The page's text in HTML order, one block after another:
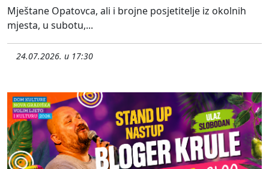
Mještane Opatovca, ali i brojne posjetitelje iz okolnih
mjesta, u subotu,...
24.07.2026. u 17:30